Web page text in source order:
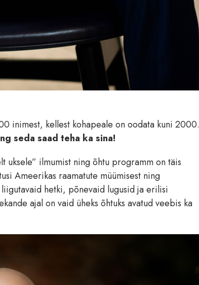
inimest, kellest kohapeale on oodata kuni 2000.
seda saad teha ka sina!
uksele” ilmumist ning õhtu programm on täis
Ameerikas raamatute müümisest ning
hetki, põnevaid lugusid ja erilisi
ajal on vaid üheks õhtuks avatud veebis ka